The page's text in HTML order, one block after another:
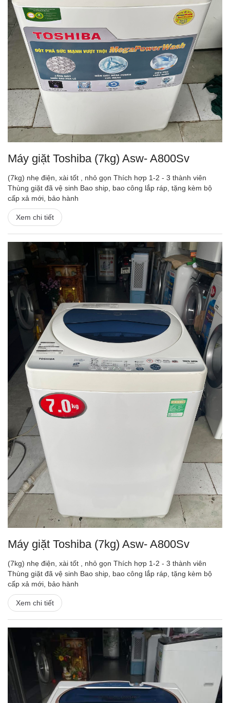
Máy giặt Toshiba (7kg) Asw- A800Sv
(7kg) nhẹ điện, xài tốt , nhỏ gọn Thích hợp 1-2 - 3 thành viên
Thùng giặt đã vệ sinh Bao ship, bao công lắp ráp, tặng kèm bộ
cấp xả mới, bảo hành
Xem chi tiết
Máy giặt Toshiba (7kg) Asw- A800Sv
(7kg) nhẹ điện, xài tốt , nhỏ gọn Thích hợp 1-2 - 3 thành viên
Thùng giặt đã vệ sinh Bao ship, bao công lắp ráp, tặng kèm bộ
cấp xả mới, bảo hành
Xem chi tiết